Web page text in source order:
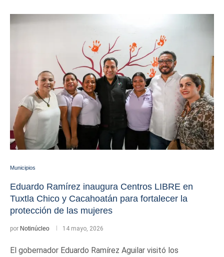
Municipios
Eduardo Ramírez inaugura Centros LIBRE en
Tuxtla Chico y Cacahoatán para fortalecer la
protección de las mujeres
por Notinúcleo 14 mayo, 2026
El gobernador Eduardo Ramírez Aguilar visitó los